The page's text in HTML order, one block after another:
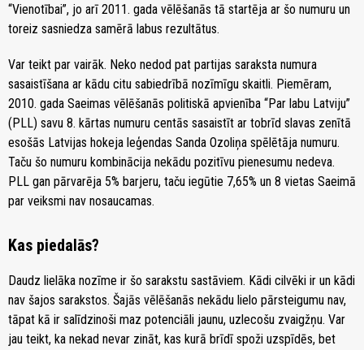
“Vienotībai”, jo arī 2011. gada vēlēšanās tā startēja ar šo numuru un
toreiz sasniedza samērā labus rezultātus.
Var teikt par vairāk. Neko nedod pat partijas saraksta numura
sasaistīšana ar kādu citu sabiedrībā nozīmīgu skaitli. Piemēram,
2010. gada Saeimas vēlēšanās politiskā apvienība “Par labu Latviju”
(PLL) savu 8. kārtas numuru centās sasaistīt ar tobrīd slavas zenītā
esošās Latvijas hokeja leģendas Sanda Ozoliņa spēlētāja numuru.
Taču šo numuru kombinācija nekādu pozitīvu pienesumu nedeva.
PLL gan pārvarēja 5% barjeru, taču iegūtie 7,65% un 8 vietas Saeimā
par veiksmi nav nosaucamas.
Kas piedalās?
Daudz lielāka nozīme ir šo sarakstu sastāviem. Kādi cilvēki ir un kādi
nav šajos sarakstos. Šajās vēlēšanās nekādu lielo pārsteigumu nav,
tāpat kā ir salīdzinoši maz potenciāli jaunu, uzlecošu zvaigžņu. Var
jau teikt, ka nekad nevar zināt, kas kurā brīdī spoži uzspīdēs, bet